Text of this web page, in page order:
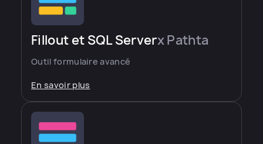
Fillout et SQL Serverx Pathta
Outil formulaire avancé
En savoir plus